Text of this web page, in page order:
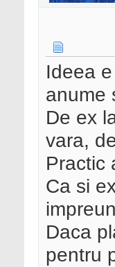
Ideea
anume
De ex
vara,
Practic
Ca si
Daca
pentru